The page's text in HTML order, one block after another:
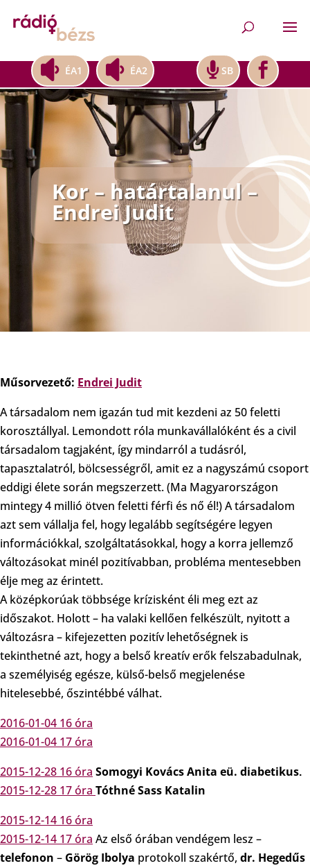
ÉA1 ÉA2 SB
Kor – határtalanul –
Endrei Judit
Műsorvezető: Endrei Judit
A társadalom nem igazán tud mit kezdeni az 50 feletti
korosztállyal. Lemondott róla munkavállalóként és a civil
társadalom tagjaként, így mindarról a tudásról,
tapasztalatról, bölcsességről, amit ez a nagyszámú csoport
eddigi élete során megszerzett. (Ma Magyarországon
mintegy 4 millió ötven feletti férfi és nő él!) A társadalom
azt sem vállalja fel, hogy legalább segítségére legyen
információkkal, szolgáltatásokkal, hogy a korra jellemző
változásokat minél pozitívabban, probléma mentesebben
élje meg az érintett.
A középkorúak többsége krízisként éli meg ezt az
időszakot. Holott – ha valaki kellően felkészült, nyitott a
változásra – kifejezetten pozitív lehetőségnek is
tekinthetné azt, hogy a belső kreatív erők felszabadulnak,
a személyiség egésze, külső-belső megjelenése
hitelesebbé, őszintébbé válhat.
2016-01-04 16 óra
2016-01-04 17 óra
2015-12-28 16 óra Somogyi Kovács Anita eü. diabetikus.
2015-12-28 17 óra Tóthné Sass Katalin
2015-12-14 16 óra
2015-12-14 17 óra Az első órában vendégem lesz –
telefonon – Görög Ibolya protokoll szakértő, dr. Hegedűs